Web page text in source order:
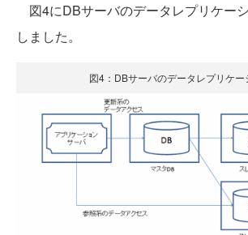
図4にDBサーバのデータレプリケー
しました。
図4：DBサーバのデータレプリケー